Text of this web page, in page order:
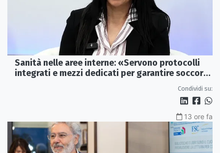
Sanità nelle aree interne: «Servono protocolli
integrati e mezzi dedicati per garantire soccorsi
Condividi su:
13 ore fa